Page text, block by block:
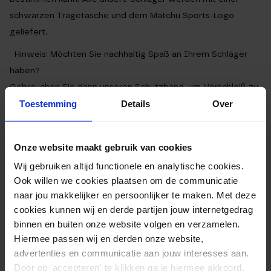
Toestemming Details Over
Onze website maakt gebruik van cookies
Wij gebruiken altijd functionele en analytische cookies.
Ook willen we cookies plaatsen om de communicatie
naar jou makkelijker en persoonlijker te maken. Met deze
cookies kunnen wij en derde partijen jouw internetgedrag
binnen en buiten onze website volgen en verzamelen.
Hiermee passen wij en derden onze website,
advertenties en communicatie aan jouw interesses aan.
Door op 'accepteren' te klikken ga je hiermee akkoord.
schwarzen Tragetasche und dem Matchu Sports-Logo
geliefert.
Hinweis: Möchten Sie nachhaltig Spaß an Ihrem Schläger
haben?
Gebrauchen Sie dann unseren Schutzband, um Verschleiß zu
vermeiden.
PADEL SCHLÄGER – BEAR (RUND)
INFORMATIONEN:
Runde Form, geeignet für Anfänger und Defensivspieler
Gewicht: 360 Gramm
Dicke: 38 mm
Material: Rahmen aus 100% Carbon, Glasfaser-
Deckschicht